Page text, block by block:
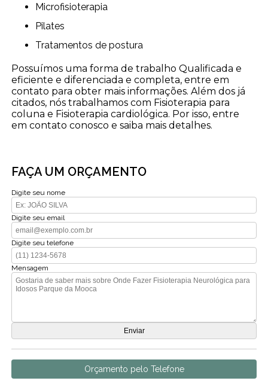
Microfisioterapia
Pilates
Tratamentos de postura
Possuímos uma forma de trabalho Qualificada e
eficiente e diferenciada e completa, entre em
contato para obter mais informações. Além dos já
citados, nós trabalhamos com Fisioterapia para
coluna e Fisioterapia cardiológica. Por isso, entre
em contato conosco e saiba mais detalhes.
FAÇA UM ORÇAMENTO
Digite seu nome
Digite seu email
Digite seu telefone
Mensagem
Orçamento pelo Telefone